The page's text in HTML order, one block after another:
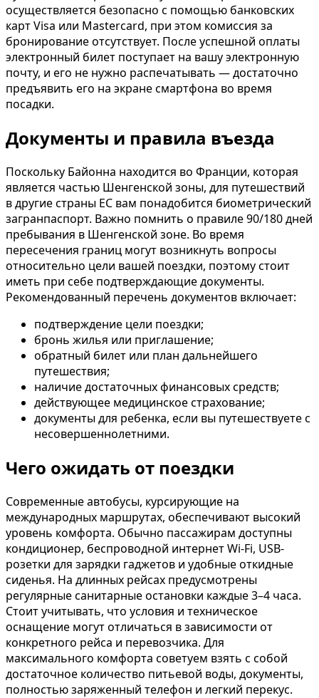
осуществляется безопасно с помощью банковских
карт Visa или Mastercard, при этом комиссия за
бронирование отсутствует. После успешной оплаты
электронный билет поступает на вашу электронную
почту, и его не нужно распечатывать — достаточно
предъявить его на экране смартфона во время
посадки.
Документы и правила въезда
Поскольку Байонна находится во Франции, которая
является частью Шенгенской зоны, для путешествий
в другие страны ЕС вам понадобится биометрический
загранпаспорт. Важно помнить о правиле 90/180 дней
пребывания в Шенгенской зоне. Во время
пересечения границ могут возникнуть вопросы
относительно цели вашей поездки, поэтому стоит
иметь при себе подтверждающие документы.
Рекомендованный перечень документов включает:
подтверждение цели поездки;
бронь жилья или приглашение;
обратный билет или план дальнейшего
путешествия;
наличие достаточных финансовых средств;
действующее медицинское страхование;
документы для ребенка, если вы путешествуете с
несовершеннолетними.
Чего ожидать от поездки
Современные автобусы, курсирующие на
международных маршрутах, обеспечивают высокий
уровень комфорта. Обычно пассажирам доступны
кондиционер, беспроводной интернет Wi-Fi, USB-
розетки для зарядки гаджетов и удобные откидные
сиденья. На длинных рейсах предусмотрены
регулярные санитарные остановки каждые 3–4 часа.
Стоит учитывать, что условия и техническое
оснащение могут отличаться в зависимости от
конкретного рейса и перевозчика. Для
максимального комфорта советуем взять с собой
достаточное количество питьевой воды, документы,
полностью заряженный телефон и легкий перекус.